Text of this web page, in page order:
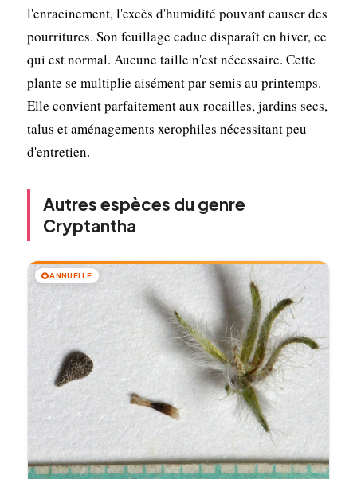
l'enracinement, l'excès d'humidité pouvant causer des
pourritures. Son feuillage caduc disparaît en hiver, ce
qui est normal. Aucune taille n'est nécessaire. Cette
plante se multiplie aisément par semis au printemps.
Elle convient parfaitement aux rocailles, jardins secs,
talus et aménagements xerophiles nécessitant peu
d'entretien.
Autres espèces du genre
Cryptantha
🌻ANNUELLE